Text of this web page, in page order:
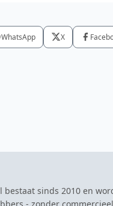
WhatsApp X
sinds 2010 en
- zonder